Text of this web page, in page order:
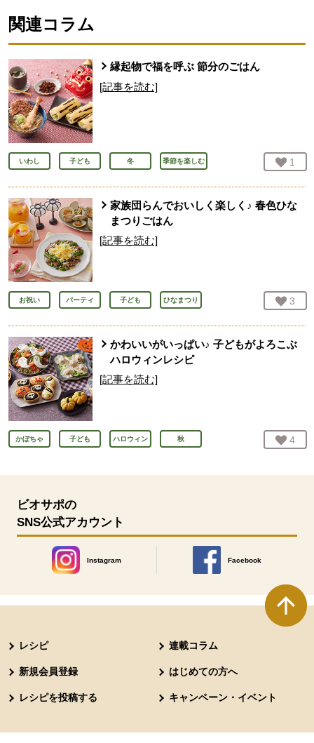
関連コラム
縁起物で福を呼ぶ 節分のごはん
[記事を読む]
いわし 子ども 冬 季節を楽しむ お気
1
家族団らんでおいしく楽しく♪ 春色ひな
まつりごはん
[記事を読む]
お祝い パーティ 子ども ひなまつり お気
3
かわいいがいっぱい♪ 子どもがよろこぶ
ハロウィンレシピ
[記事を読む]
かぼちゃ 子ども ハロウィン 秋 お気
4
ビオサポの
SNS公式アカウント
Instagram
別のウィンドウで開きます。
Facebook
別のウィンドウで開きます
レシピ 連載コラム
新規会員登録 はじめての方へ
レシピを投稿する キャンペーン・イベント